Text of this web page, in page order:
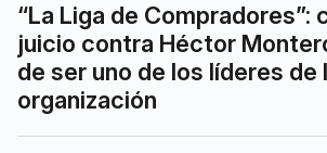
“La Liga de Compradores”:
juicio contra Héctor
de ser uno de los líderes de
organización